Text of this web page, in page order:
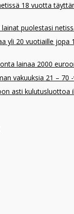
18 vuotta
puolestasi
yli 20 vuotiaille jopa
lainaa 2000
vakuuksia 21 – 70
asti kulutusluottoa